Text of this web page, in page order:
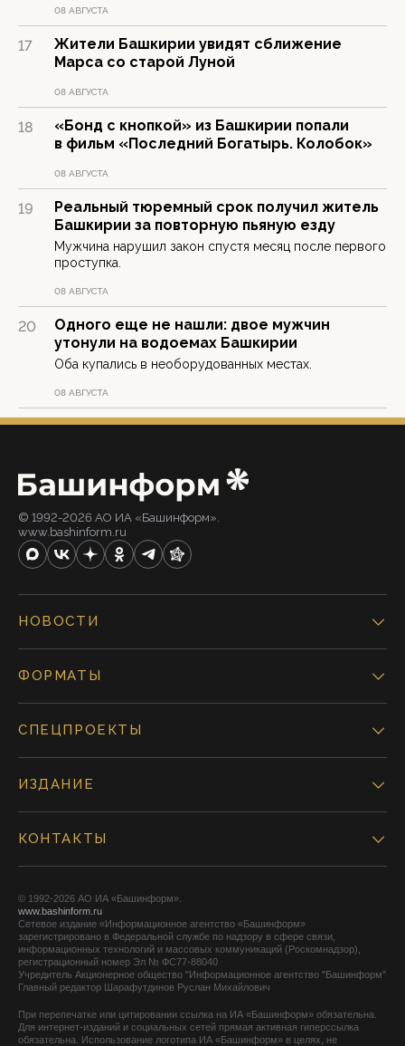
08 АВГУСТА
17
Жители Башкирии увидят сближение
Марса со старой Луной
08 АВГУСТА
18
«Бонд с кнопкой» из Башкирии попали
в фильм «Последний Богатырь. Колобок»
08 АВГУСТА
19
Реальный тюремный срок получил житель
Башкирии за повторную пьяную езду
Мужчина нарушил закон спустя месяц после первого
проступка.
08 АВГУСТА
20
Одного еще не нашли: двое мужчин
утонули на водоемах Башкирии
Оба купались в необорудованных местах.
08 АВГУСТА
© 1992-2026 АО ИА «Башинформ».
www.bashinform.ru
НОВОСТИ
ФОРМАТЫ
СПЕЦПРОЕКТЫ
ИЗДАНИЕ
КОНТАКТЫ
© 1992-2026 АО ИА «Башинформ».
www.bashinform.ru
Сетевое издание «Информационное агентство «Башинформ»
зарегистрировано в Федеральной службе по надзору в сфере связи,
информационных технологий и массовых коммуникаций (Роскомнадзор),
регистрационный номер Эл № ФС77-88040
Учредитель Акционерное общество "Информационное агентство "Башинформ"
Главный редактор Шарафутдинов Руслан Михайлович
При перепечатке или цитировании ссылка на ИА «Башинформ» обязательна.
Для интернет-изданий и социальных сетей прямая активная гиперссылка
обязательна. Использование логотипа ИА «Башинформ» в целях, не